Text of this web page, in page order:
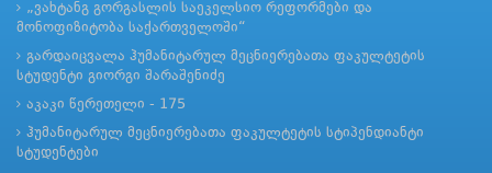
„ვახტანგ გორგასლის საეკელსიო რეფორმები და
მონოფიზიტობა საქართველოში“
გარდაიცვალა ჰუმანიტარულ მეცნიერებათა ფაკულტეტის
სტუდენტი გიორგი შარაშენიძე
აკაკი წერეთელი - 175
ჰუმანიტარულ მეცნიერებათა ფაკულტეტის სტიპენდიანტი
სტუდენტები